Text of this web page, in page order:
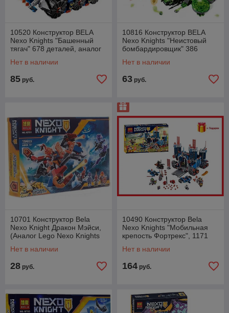
10520 Конструктор BELA
Nexo Knights "Башенный
тягач" 678 деталей, аналог
Нет в наличии
85 руб.
10816 Конструктор BELA
Nexo Knights "Неистовый
бомбардировщик" 386
Knights 72003
Нет в наличии
63 руб.
10701 Конструктор Bela
Nexo Knight Дракон Мэйси,
(Аналог Lego Nexo Knights
Нет в наличии
28 руб.
10490 Конструктор Bela
Nexo Knights "Мобильная
крепость Фортрекс", 1171
Нет в наличии
164 руб.